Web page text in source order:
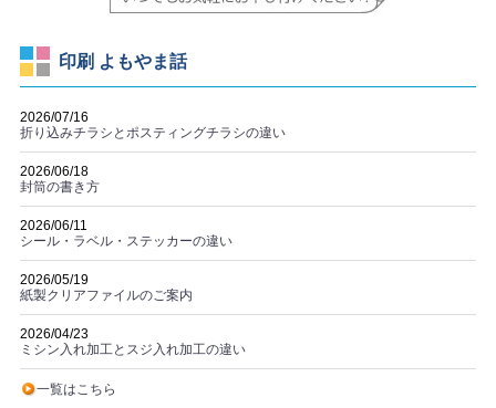
印刷 よもやま話
2026/07/16
折り込みチラシとポスティングチラシの違い
2026/06/18
封筒の書き方
2026/06/11
シール・ラベル・ステッカーの違い
2026/05/19
紙製クリアファイルのご案内
2026/04/23
ミシン入れ加工とスジ入れ加工の違い
一覧はこちら